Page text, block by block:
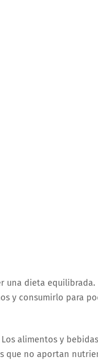
una dieta equilibrada.
y consumirlo para
Los alimentos y
que no aportan